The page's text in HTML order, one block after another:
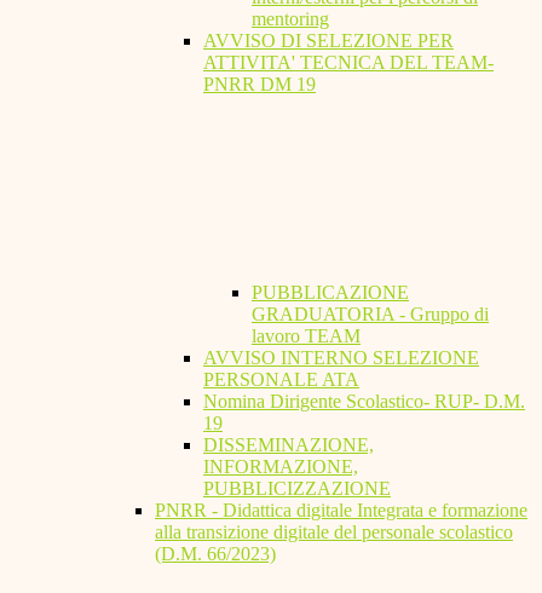
mentoring
AVVISO DI SELEZIONE PER
ATTIVITA' TECNICA DEL TEAM-
PNRR DM 19
PUBBLICAZIONE
GRADUATORIA - Gruppo di
lavoro TEAM
AVVISO INTERNO SELEZIONE
PERSONALE ATA
Nomina Dirigente Scolastico- RUP- D.M.
19
DISSEMINAZIONE,
INFORMAZIONE,
PUBBLICIZZAZIONE
PNRR - Didattica digitale Integrata e formazione
alla transizione digitale del personale scolastico
(D.M. 66/2023)